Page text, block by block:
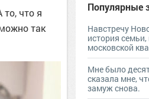
что я
так
Популярные
Навстречу
история
московской
Мне было
сказала мне,
замуж снова.